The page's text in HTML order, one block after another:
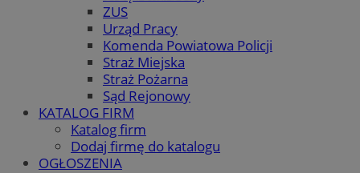
ZUS
Urząd Pracy
Komenda Powiatowa Policji
Straż Miejska
Straż Pożarna
Sąd Rejonowy
KATALOG FIRM
Katalog firm
Dodaj firmę do katalogu
OGŁOSZENIA